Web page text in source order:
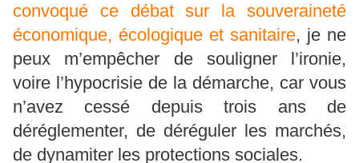
convoqué ce débat sur la souveraineté
économique, écologique et sanitaire, je ne
peux m’empêcher de souligner l’ironie,
voire l’hypocrisie de la démarche, car vous
n’avez cessé depuis trois ans de
déréglementer, de déréguler les marchés,
de dynamiter les protections sociales.